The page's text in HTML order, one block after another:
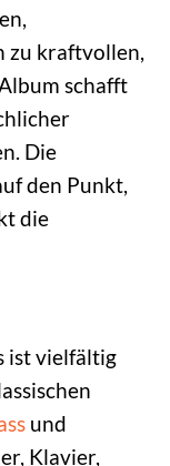
zu kraftvollen,
schafft
Die
den Punkt,
die
ist vielfältig
und
Klavier,